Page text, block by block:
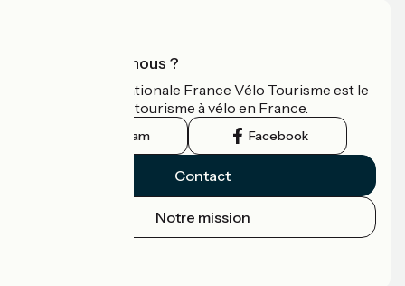
Qui sommes-nous ?
L'association nationale France Vélo Tourisme est le
guide officiel du tourisme à vélo en France.
Instagram Facebook
Contact
Notre mission